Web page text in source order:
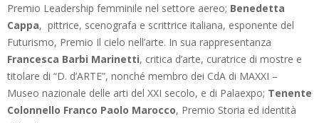
Premio Leadership femminile nel settore aereo; Benedetta
Cappa, pittrice, scenografa e scrittrice italiana, esponente del
Futurismo, Premio Il cielo nell’arte. In sua rappresentanza
Francesca Barbi Marinetti, critica d’arte, curatrice di mostre e
titolare di “D. d’ARTE”, nonché membro dei CdA di MAXXI –
Museo nazionale delle arti del XXI secolo, e di Palaexpo; Tenente
Colonnello Franco Paolo Marocco, Premio Storia ed identità